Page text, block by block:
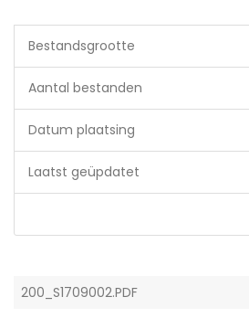
Bestandsgrootte
Aantal bestanden
Datum plaatsing
Laatst geüpdatet
200_S1709002.PDF